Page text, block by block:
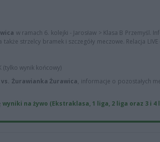
w ramach 6. kolejki - Jarosław > Klasa B Przemyśl.
strzelcy bramek i szczegóły meczowe. Relacja
(tylko wynik końcowy)
vs. Żurawianka Żurawica, informacje o pozostałych
wyniki na żywo (Ekstraklasa, 1 liga, 2 liga oraz 3 i 4